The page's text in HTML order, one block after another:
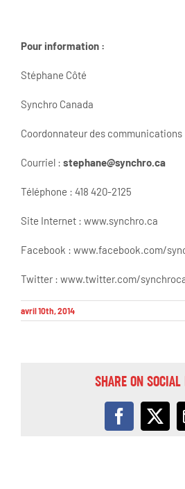
Pour information :
Stéphane Côté
Synchro Canada
Coordonnateur des communications
Courriel : stephane@synchro.ca
Téléphone : 418 420-2125
Site Internet : www.synchro.ca
Facebook : www.facebook.com/
Twitter : www.twitter.com/
avril 10th, 2014
SHARE ON
Facebook
X